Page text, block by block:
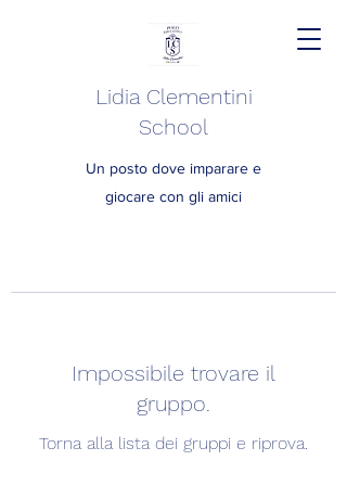
Lidia Clementini
School
Un posto dove imparare e
giocare con gli amici
Impossibile trovare il
gruppo.
Torna alla lista dei gruppi e riprova.